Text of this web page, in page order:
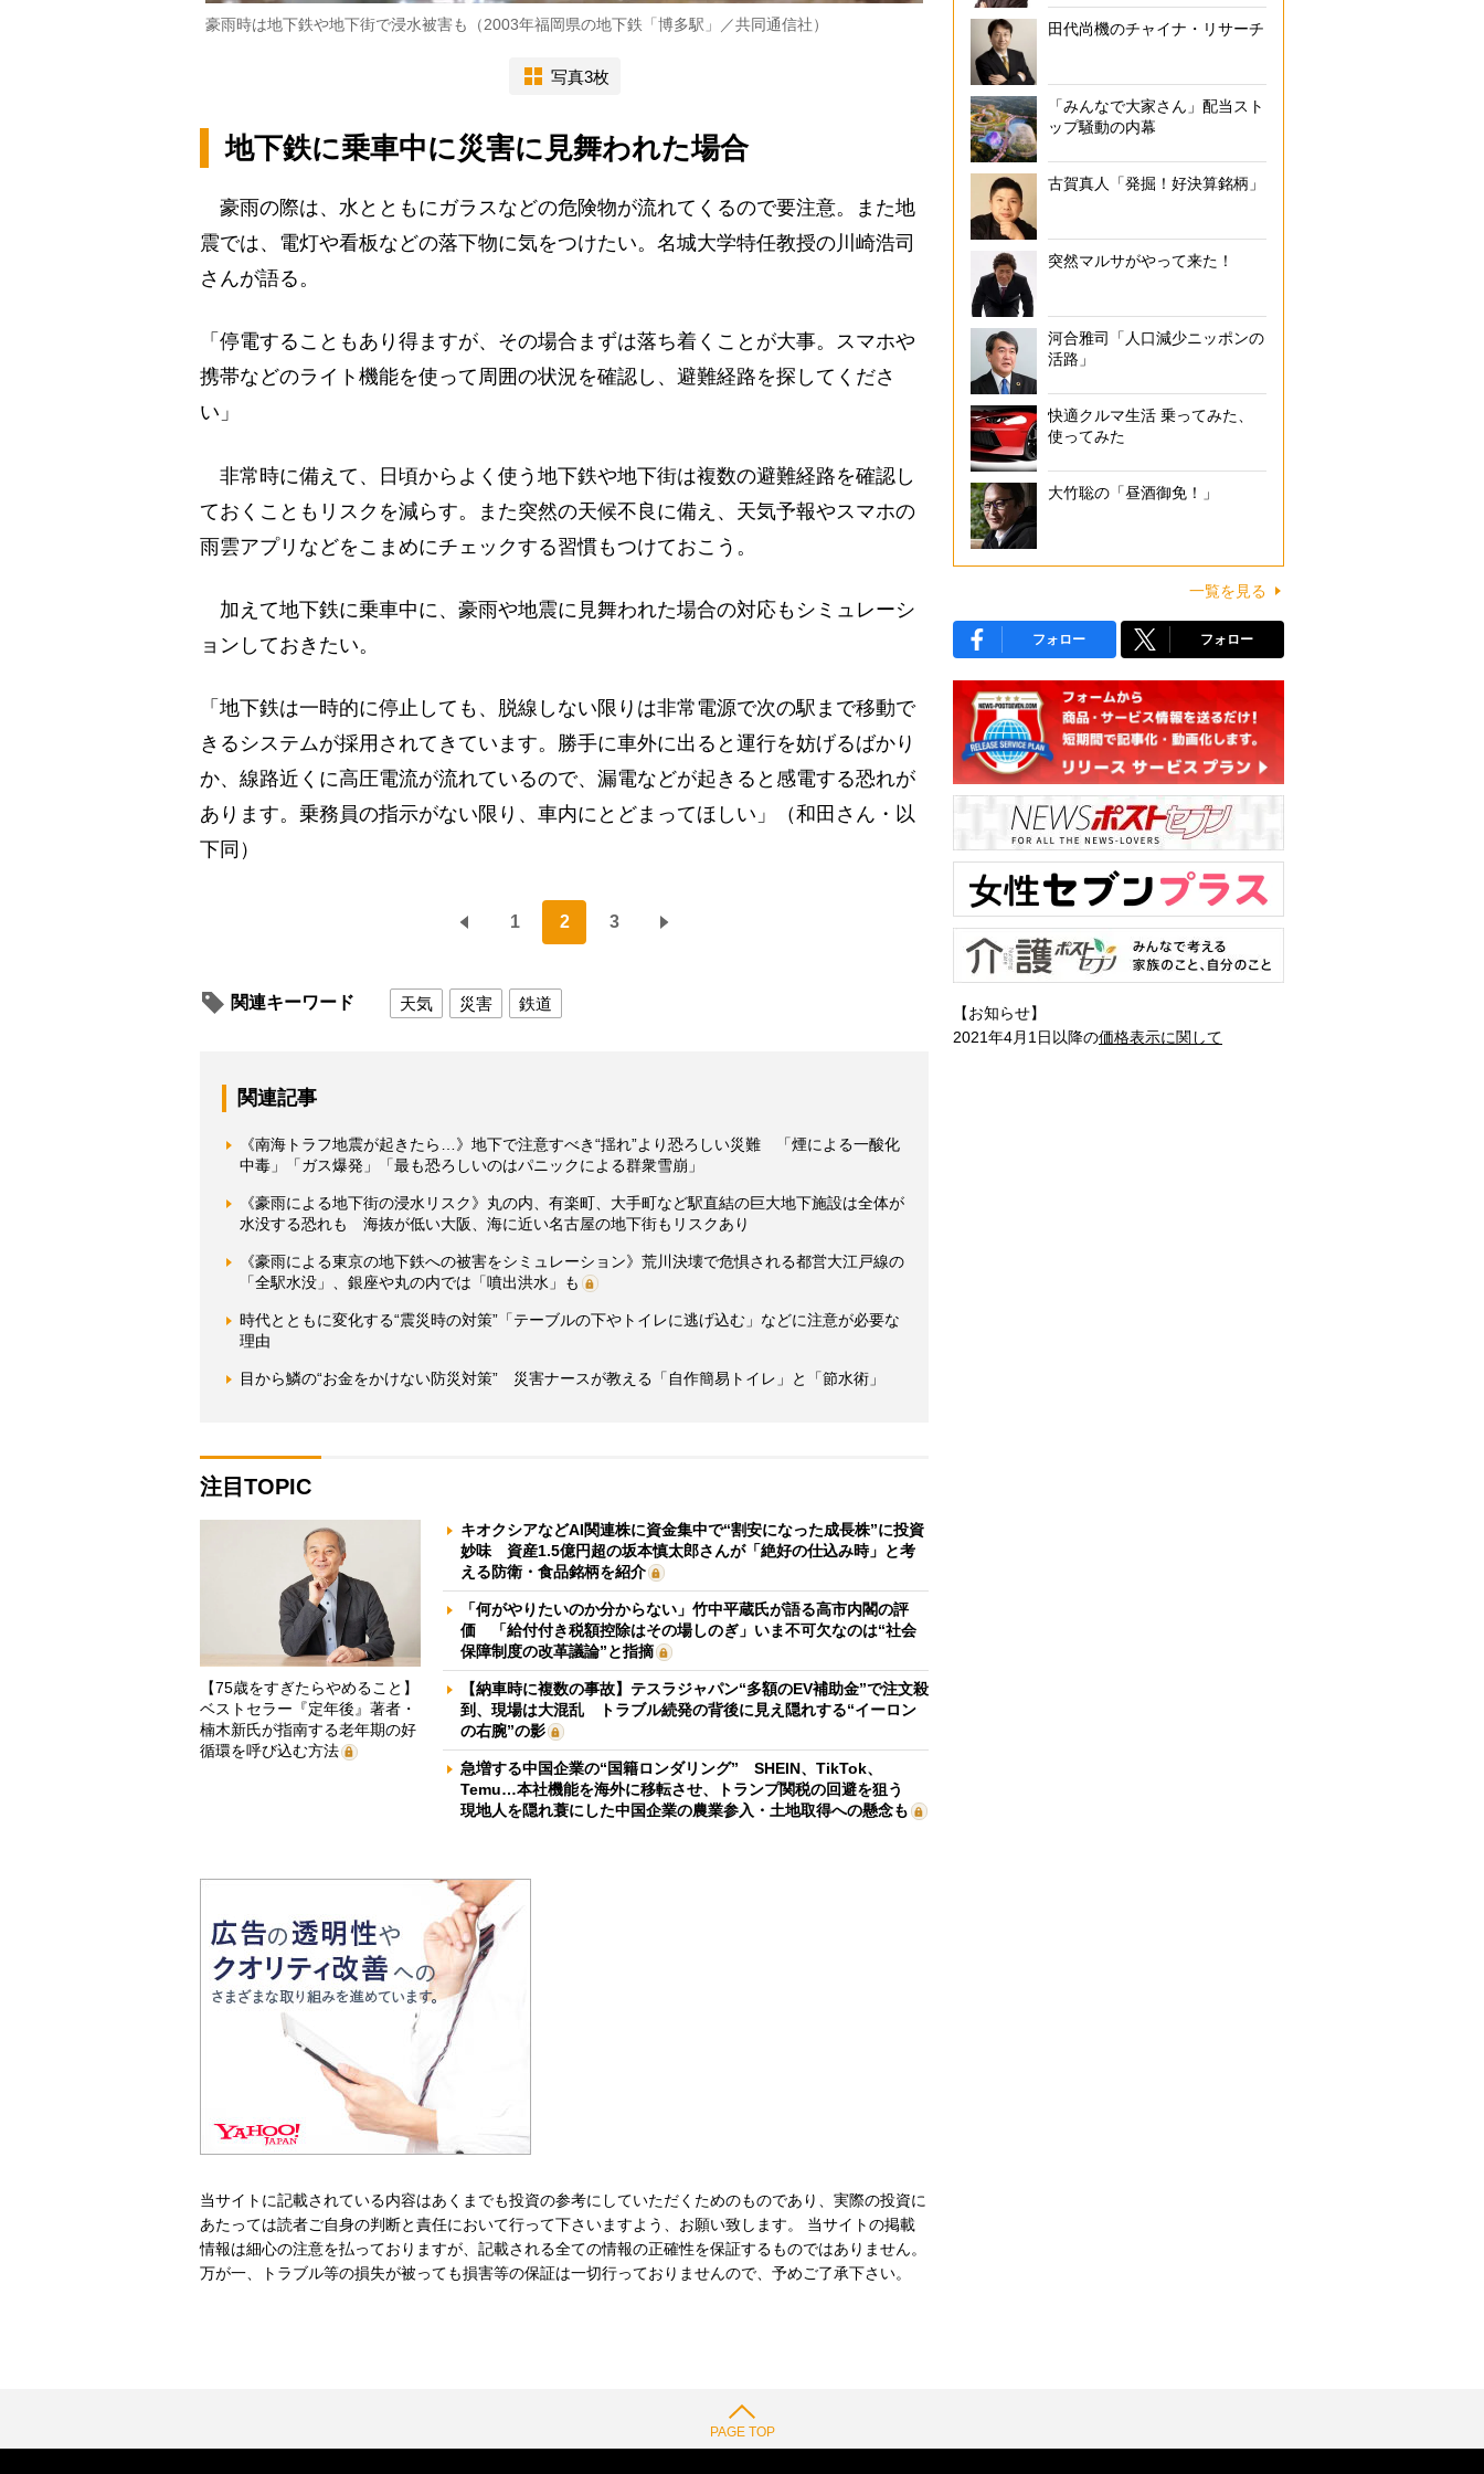
豪雨時は地下鉄や地下街で浸水被害も（2003年福岡県の地下鉄「博多駅」／共同通信社）
写真3枚
地下鉄に乗車中に災害に見舞われた場合
豪雨の際は、水とともにガラスなどの危険物が流れてくるので要注意。また地
震では、電灯や看板などの落下物に気をつけたい。名城大学特任教授の川崎浩司
さんが語る。
「停電することもあり得ますが、その場合まずは落ち着くことが大事。スマホや
携帯などのライト機能を使って周囲の状況を確認し、避難経路を探してくださ
い」
非常時に備えて、日頃からよく使う地下鉄や地下街は複数の避難経路を確認し
ておくこともリスクを減らす。また突然の天候不良に備え、天気予報やスマホの
雨雲アプリなどをこまめにチェックする習慣もつけておこう。
加えて地下鉄に乗車中に、豪雨や地震に見舞われた場合の対応もシミュレーシ
ョンしておきたい。
「地下鉄は一時的に停止しても、脱線しない限りは非常電源で次の駅まで移動で
きるシステムが採用されてきています。勝手に車外に出ると運行を妨げるばかり
か、線路近くに高圧電流が流れているので、漏電などが起きると感電する恐れが
あります。乗務員の指示がない限り、車内にとどまってほしい」（和田さん・以
下同）
1 2 3
関連キーワード 天気 災害 鉄道
関連記事
《南海トラフ地震が起きたら…》地下で注意すべき“揺れ”より恐ろしい災難 「煙による一酸化
中毒」「ガス爆発」「最も恐ろしいのはパニックによる群衆雪崩」
《豪雨による地下街の浸水リスク》丸の内、有楽町、大手町など駅直結の巨大地下施設は全体が
水没する恐れも 海抜が低い大阪、海に近い名古屋の地下街もリスクあり
《豪雨による東京の地下鉄への被害をシミュレーション》荒川決壊で危惧される都営大江戸線の
「全駅水没」、銀座や丸の内では「噴出洪水」も
時代とともに変化する“震災時の対策”「テーブルの下やトイレに逃げ込む」などに注意が必要な
理由
目から鱗の“お金をかけない防災対策” 災害ナースが教える「自作簡易トイレ」と「節水術」
注目TOPIC
【75歳をすぎたらやめること】
ベストセラー『定年後』著者・
楠木新氏が指南する老年期の好
循環を呼び込む方法
キオクシアなどAI関連株に資金集中で“割安になった成長株”に投資
妙味 資産1.5億円超の坂本慎太郎さんが「絶好の仕込み時」と考
える防衛・食品銘柄を紹介
「何がやりたいのか分からない」竹中平蔵氏が語る高市内閣の評
価 「給付付き税額控除はその場しのぎ」いま不可欠なのは“社会
保障制度の改革議論”と指摘
【納車時に複数の事故】テスラジャパン“多額のEV補助金”で注文殺
到、現場は大混乱 トラブル続発の背後に見え隠れする“イーロン
の右腕”の影
急増する中国企業の“国籍ロンダリング” SHEIN、TikTok、
Temu…本社機能を海外に移転させ、トランプ関税の回避を狙う
現地人を隠れ蓑にした中国企業の農業参入・土地取得への懸念も
当サイトに記載されている内容はあくまでも投資の参考にしていただくためのものであり、実際の投資に
あたっては読者ご自身の判断と責任において行って下さいますよう、お願い致します。 当サイトの掲載
情報は細心の注意を払っておりますが、記載される全ての情報の正確性を保証するものではありません。
万が一、トラブル等の損失が被っても損害等の保証は一切行っておりませんので、予めご了承下さい。
田代尚機のチャイナ・リサーチ
「みんなで大家さん」配当スト
ップ騒動の内幕
古賀真人「発掘！好決算銘柄」
突然マルサがやって来た！
河合雅司「人口減少ニッポンの
活路」
快適クルマ生活 乗ってみた、
使ってみた
大竹聡の「昼酒御免！」
一覧を見る
フォロー フォロー
【お知らせ】
2021年4月1日以降の価格表示に関して
PAGE TOP